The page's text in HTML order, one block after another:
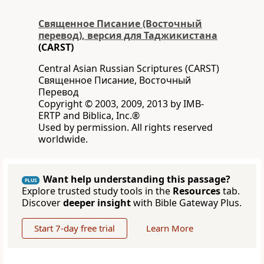
Священное Писание (Восточный
перевод), версия для Таджикистана
(CARST)
Central Asian Russian Scriptures (CARST)
Священное Писание, Восточный
Перевод
Copyright © 2003, 2009, 2013 by IMB-
ERTP and Biblica, Inc.®
Used by permission. All rights reserved
worldwide.
PLUS
Want help understanding this passage?
Explore trusted study tools in the Resourcestab.
Discoverdeeper insightwith Bible Gateway Plus.
Start 7-day free trial Learn More